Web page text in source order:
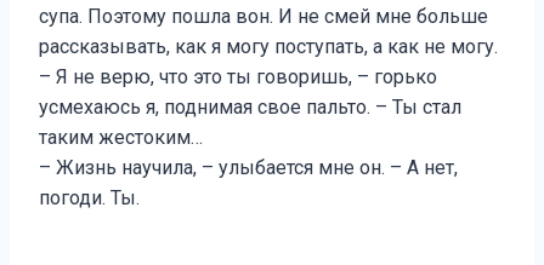
супа. Поэтому пошла вон. И не смей мне больше
рассказывать, как я могу поступать, а как не могу.
– Я не верю, что это ты говоришь, – горько
усмехаюсь я, поднимая свое пальто. – Ты стал
таким жестоким…
– Жизнь научила, – улыбается мне он. – А нет,
погоди. Ты.